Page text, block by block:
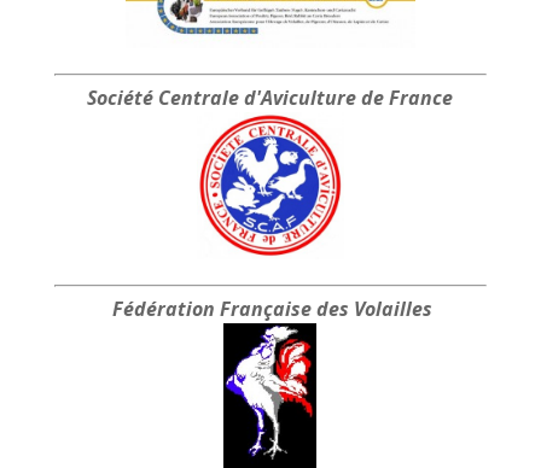
Société Centraled'Aviculture de France
Fédération Française des Volailles